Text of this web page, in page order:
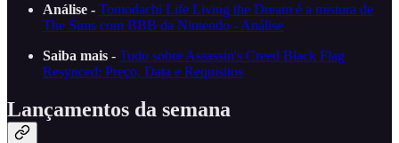
Análise - Tomodachi Life Living the Dream é a mistura de
The Sims com BBB da Nintendo - Análise
Saiba mais - Tudo sobre Assassin's Creed Black Flag
Resynced: Preço, Data e Requisitos
Lançamentos da semana